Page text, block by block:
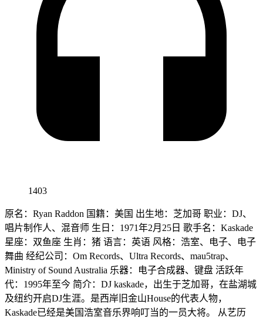
1403
原名：Ryan Raddon 国籍：美国 出生地：芝加哥 职业：DJ、
唱片制作人、混音师 生日：1971年2月25日 歌手名：Kaskade
星座：双鱼座 生肖：猪 语言：英语 风格：浩室、电子、电子
舞曲 经纪公司：Om Records、Ultra Records、mau5trap、
Ministry of Sound Australia 乐器：电子合成器、键盘 活跃年
代：1995年至今 简介：DJ kaskade，出生于芝加哥，在盐湖城
及纽约开启DJ生涯。是西岸旧金山House的代表人物，
Kaskade已经是美国浩室音乐界响叮当的一员大将。 从艺历